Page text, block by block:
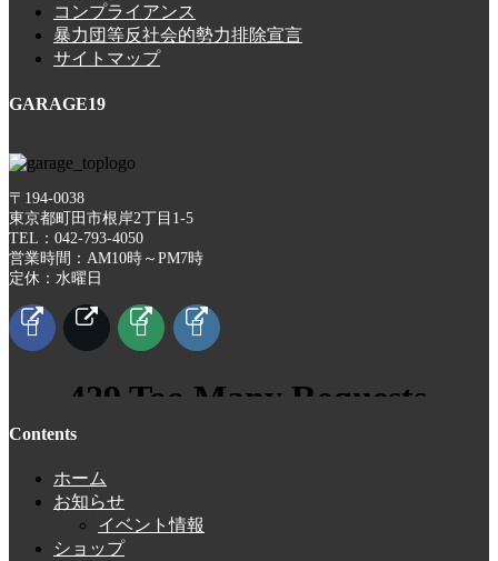
コンプライアンス
暴力団等反社会的勢力排除宣言
サイトマップ
GARAGE19
〒194-0038
東京都町田市根岸2丁目1-5
TEL：042-793-4050
営業時間：AM10時～PM7時
定休：水曜日
Contents
ホーム
お知らせ
イベント情報
ショップ